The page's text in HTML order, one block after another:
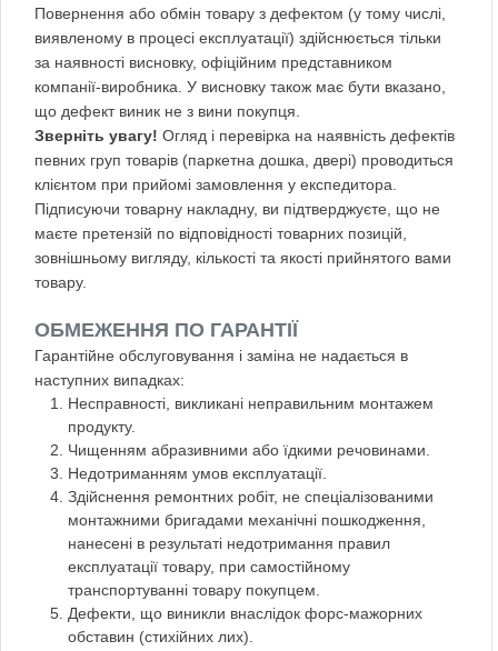
Повернення або обмін товару з дефектом (у тому числі,
виявленому в процесі експлуатації) здійснюється тільки
за наявності висновку, офіційним представником
компанії-виробника. У висновку також має бути вказано,
що дефект виник не з вини покупця.
Зверніть увагу! Огляд і перевірка на наявність дефектів
певних груп товарів (паркетна дошка, двері) проводиться
клієнтом при прийомі замовлення у експедитора.
Підписуючи товарну накладну, ви підтверджуєте, що не
маєте претензій по відповідності товарних позицій,
зовнішньому вигляду, кількості та якості прийнятого вами
товару.
ОБМЕЖЕННЯ ПО ГАРАНТІЇ
Гарантійне обслуговування і заміна не надається в
наступних випадках:
Несправності, викликані неправильним монтажем
продукту.
Чищенням абразивними або їдкими речовинами.
Недотриманням умов експлуатації.
Здійснення ремонтних робіт, не спеціалізованими
монтажними бригадами механічні пошкодження,
нанесені в результаті недотримання правил
експлуатації товару, при самостійному
транспортуванні товару покупцем.
Дефекти, що виникли внаслідок форс-мажорних
обставин (стихійних лих).